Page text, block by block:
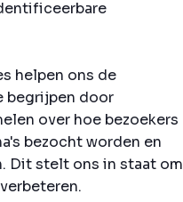
helpen ons de
begrijpen door
over hoe bezoekers
bezocht worden en
Dit stelt ons in staat om